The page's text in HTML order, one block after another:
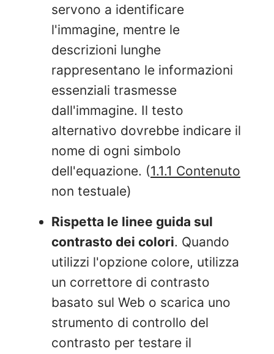
servono a identificare
l'immagine, mentre le
descrizioni lunghe
rappresentano le informazioni
essenziali trasmesse
dall'immagine. Il testo
alternativo dovrebbe indicare il
nome di ogni simbolo
dell'equazione. (1.1.1 Contenuto
non testuale)
Rispetta le linee guida sul
contrasto dei colori. Quando
utilizzi l'opzione colore, utilizza
un correttore di contrasto
basato sul Web o scarica uno
strumento di controllo del
contrasto per testare il